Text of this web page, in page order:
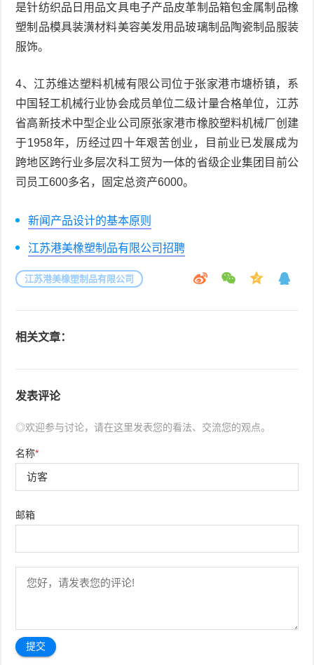
是针纺织品日用品文具电子产品皮革制品箱包金属制品橡
塑制品模具装潢材料美容美发用品玻璃制品陶瓷制品服装
服饰。
4、江苏维达塑料机械有限公司位于张家港市塘桥镇，系
中国轻工机械行业协会成员单位二级计量合格单位，江苏
省高新技术中型企业公司原张家港市橡胶塑料机械厂创建
于1958年，历经过四十年艰苦创业，目前业已发展成为
跨地区跨行业多层次科工贸为一体的省级企业集团目前公
司员工600多名，固定总资产6000。
新闻产品设计的基本原则
江苏港美橡塑制品有限公司招聘
江苏港美橡塑制品有限公司
相关文章：
发表评论
◎欢迎参与讨论，请在这里发表您的看法、交流您的观点。
名称*
邮箱